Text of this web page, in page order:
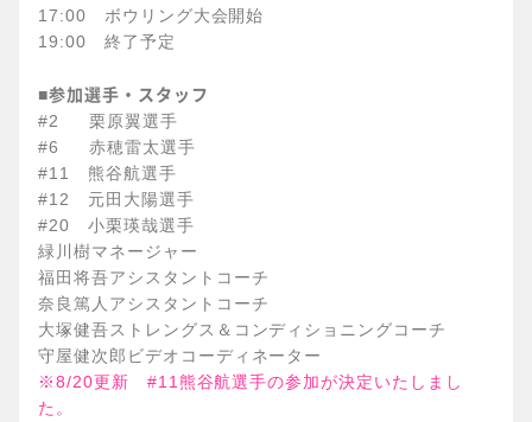
17:00 ボウリング大会開始
19:00 終了予定
■参加選手・スタッフ
#2 栗原翼選手
#6 赤穂雷太選手
#11 熊谷航選手
#12 元田大陽選手
#20 小栗瑛哉選手
緑川樹マネージャー
福田将吾アシスタントコーチ
奈良篤人アシスタントコーチ
大塚健吾ストレングス＆コンディショニングコーチ
守屋健次郎ビデオコーディネーター
※8/20更新 #11熊谷航選手の参加が決定いたしまし
た。